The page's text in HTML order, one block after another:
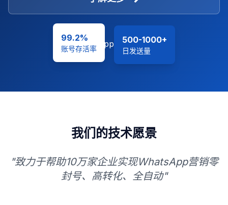
99.2%
账号存活率
500-1000+
日发送量
我们的技术愿景
"致力于帮助10万家企业实现WhatsApp营销零
封号、高转化、全自动"